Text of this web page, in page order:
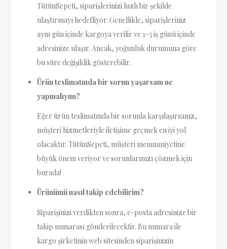
TütünSepeti, siparişlerinizi hızlı bir şekilde
ulaştırmayı hedefliyor. Genellikle, siparişleriniz
aynı gün içinde kargoya verilir ve 1-3 iş günü içinde
adresinize ulaşır. Ancak, yoğunluk durumuna göre
bu süre değişiklik gösterebilir.
Ürün teslimatında bir sorun yaşarsam ne
yapmalıyım?
Eğer ürün teslimatında bir sorunla karşılaşırsanız,
müşteri hizmetleriyle iletişime geçmek en iyi yol
olacaktır. TütünSepeti, müşteri memnuniyetine
büyük önem veriyor ve sorunlarınızı çözmek için
burada!
Ürünümü nasıl takip edebilirim?
Siparişinizi verdikten sonra, e-posta adresinize bir
takip numarası gönderilecektir. Bu numara ile
kargo şirketinin web sitesinden siparişinizin